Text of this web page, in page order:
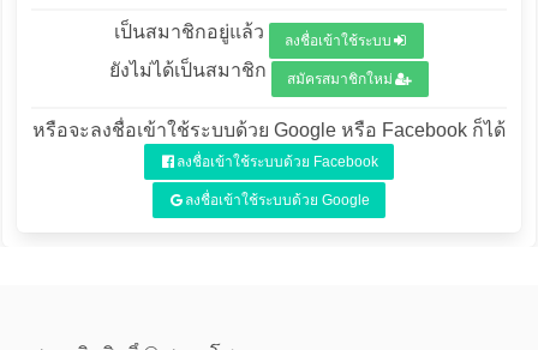
เป็นสมาชิกอยู่แล้ว ลงชื่อเข้าใช้ระบบ
ยังไม่ได้เป็นสมาชิก สมัครสมาชิกใหม่
หรือจะลงชื่อเข้าใช้ระบบด้วย Google หรือ Facebook ก็ได้
ลงชื่อเข้าใช้ระบบด้วย Facebook
ลงชื่อเข้าใช้ระบบด้วย Google